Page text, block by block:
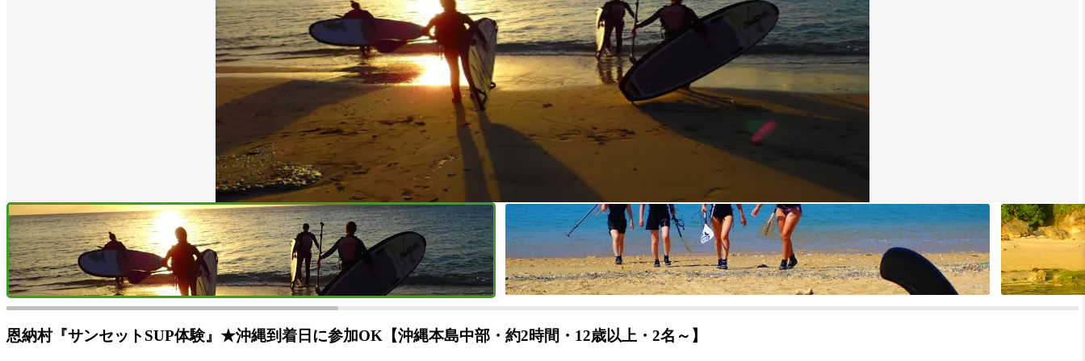
恩納村『サンセットSUP体験』★沖縄到着日に参加OK【沖縄本島中部・約2時間・12歳以上・2名～】